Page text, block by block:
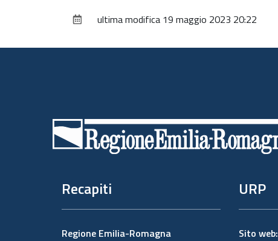
ultima modifica 19 maggio 2023 20:22
Recapiti
Regione Emilia-Romagna
URP
Sito web: